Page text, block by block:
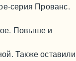
серия Прованс.
Повыше и
Также оставили